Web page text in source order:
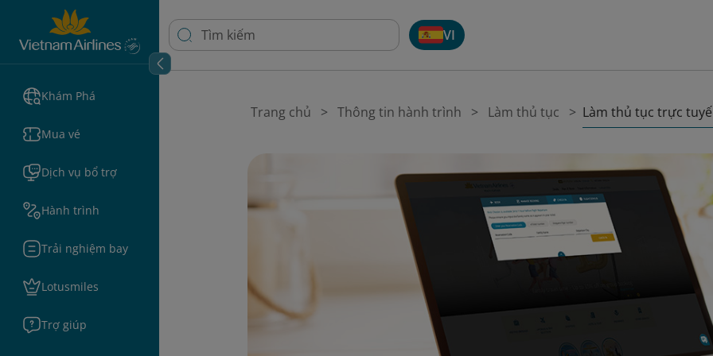
Khám Phá
Mua vé
Dịch vụ bổ trợ
Hành trình
Trải nghiệm bay
Lotusmiles
Trợ giúp
VI
Trang chủ Thông tin hành trình Làm thủ tục Làm thủ tục trực